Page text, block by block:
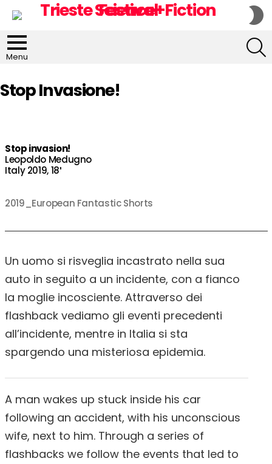
Menu
Stop Invasione!
Stop invasion!
Leopoldo Medugno
Italy 2019, 18′
2019_European Fantastic Shorts
Un uomo si risveglia incastrato nella sua
auto in seguito a un incidente, con a fianco
la moglie incosciente. Attraverso dei
flashback vediamo gli eventi precedenti
all’incidente, mentre in Italia si sta
spargendo una misteriosa epidemia.
A man wakes up stuck inside his car
following an accident, with his unconscious
wife, next to him. Through a series of
flashbacks we follow the events that led to